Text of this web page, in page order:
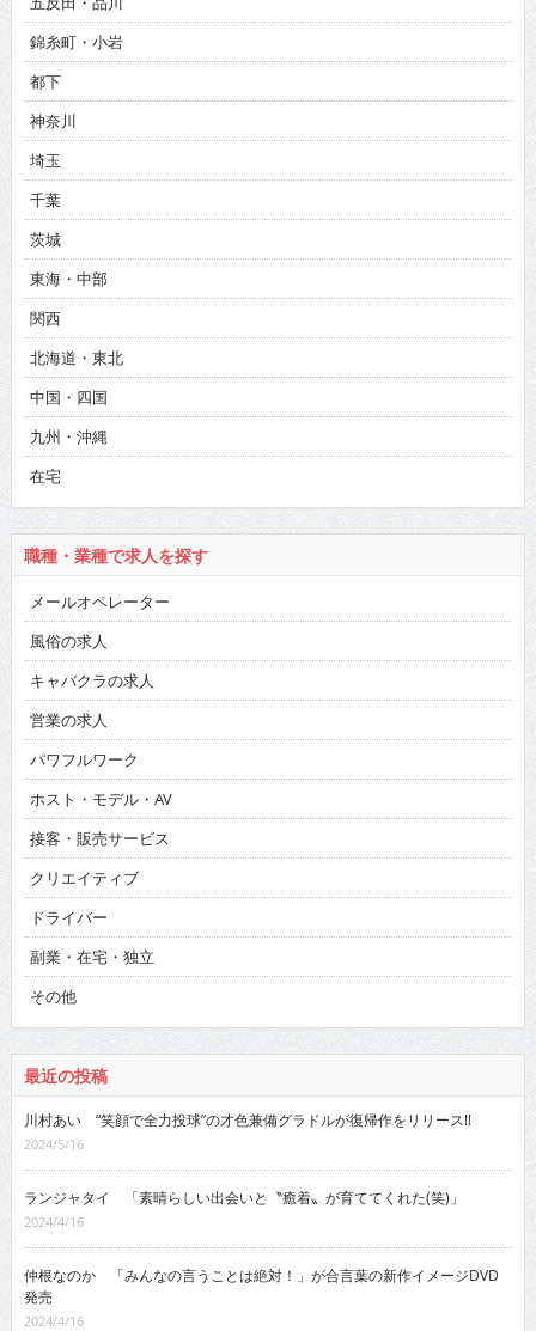
錦糸町・小岩
都下
神奈川
埼玉
千葉
茨城
東海・中部
関西
北海道・東北
中国・四国
九州・沖縄
在宅
職種・業種で求人を探す
メールオペレーター
風俗の求人
キャバクラの求人
営業の求人
パワフルワーク
ホスト・モデル・AV
接客・販売サービス
クリエイティブ
ドライバー
副業・在宅・独立
その他
最近の投稿
川村あい “笑顔で全力投球”の才色兼備グラドルが復帰作をリリース!!
2024/5/16
ランジャタイ 「素晴らしい出会いと〝癒着〟が育ててくれた(笑)」
2024/4/16
仲根なのか 「みんなの言うことは絶対！」が合言葉の新作イメージDVD
発売
2024/4/16